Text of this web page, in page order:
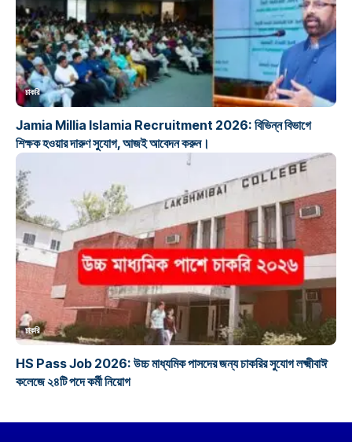
চাকরি
Jamia Millia Islamia Recruitment 2026: বিভিন্ন বিভাগে
শিক্ষক হওয়ার দারুণ সুযোগ, আজই আবেদন করুন।
চাকরি
HS Pass Job 2026: উচ্চ মাধ্যমিক পাসদের জন্য চাকরির সুযোগ লক্ষ্মীবাঈ
কলেজে ২৪টি পদে কর্মী নিয়োগ